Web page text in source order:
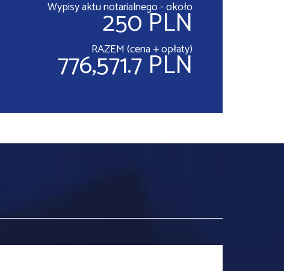
Wypisy aktu notarialnego - około
250 PLN
RAZEM (cena + opłaty)
776,571.7 PLN